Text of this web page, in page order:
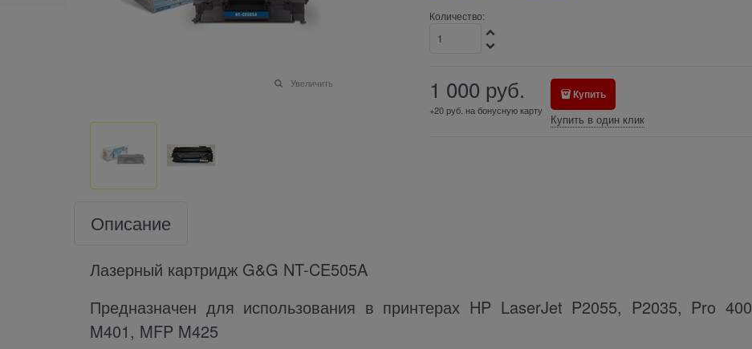
Увеличить
Количество:
1 000 руб.
+20 руб. на бонусную карту
Купить
Купить в один клик
Описание
Лазерный картридж G&G NT-CE505A
Предназначен для использования в принтерах HP LaserJet P2055, P2035, Pro 400
M401, MFP M425